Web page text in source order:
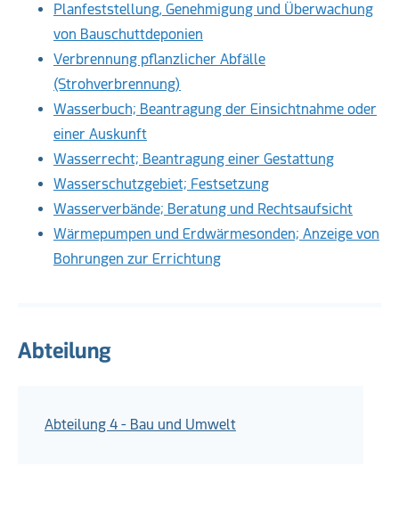
Planfeststellung, Genehmigung und Überwachung
von Bauschuttdeponien
Verbrennung pflanzlicher Abfälle
(Strohverbrennung)
Wasserbuch; Beantragung der Einsichtnahme oder
einer Auskunft
Wasserrecht; Beantragung einer Gestattung
Wasserschutzgebiet; Festsetzung
Wasserverbände; Beratung und Rechtsaufsicht
Wärmepumpen und Erdwärmesonden; Anzeige von
Bohrungen zur Errichtung
Abteilung
Abteilung 4 - Bau und Umwelt